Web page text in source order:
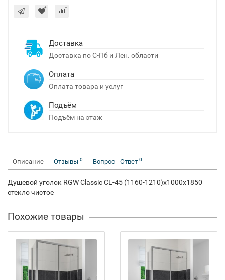
Доставка
Доставка по С-Пб и Лен. области
Оплата
Оплата товара и услуг
Подъём
Подъём на этаж
Описание Отзывы 0 Вопрос - Ответ 0
Душевой уголок RGW Classic CL-45 (1160-1210)x1000x1850
стекло чистое
Похожие товары